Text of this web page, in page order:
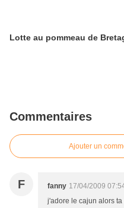
Lotte au pommeau de
Commentaires
Ajouter un
F fanny 17/04/2009
j'adore le cajun alors